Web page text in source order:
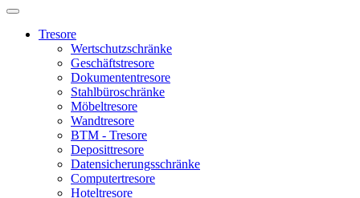
Tresore
Wertschutzschränke
Geschäftstresore
Dokumententresore
Stahlbüroschränke
Möbeltresore
Wandtresore
BTM - Tresore
Deposittresore
Datensicherungsschränke
Computertresore
Hoteltresore